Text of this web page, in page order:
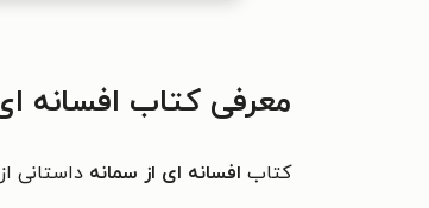
معرفی کتاب افسانه
کتاب افسانه ای از سمانه داستانی از